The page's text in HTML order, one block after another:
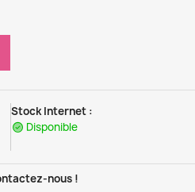
Stock Internet :
Disponible
nous !